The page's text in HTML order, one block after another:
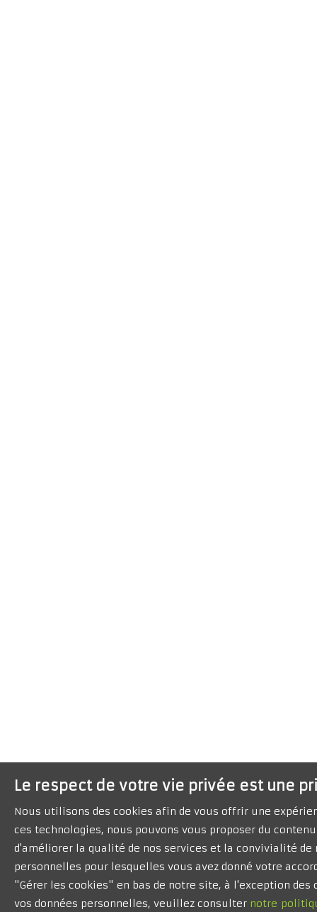
Le respect de votre vie privée est une
Nous utilisons des cookies afin de vous offrir une
ces technologies, nous pouvons vous proposer du
d'améliorer la qualité de nos services et la convivialité
personnelles pour lesquelles vous avez donné votre
"Gérer les cookies" en bas de notre site, à l'exception
vos données personnelles, veuillez consulter notre